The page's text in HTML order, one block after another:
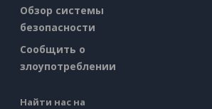
Обзор системы
безопасности
Сообщить о
злоупотреблении
Найти нас на